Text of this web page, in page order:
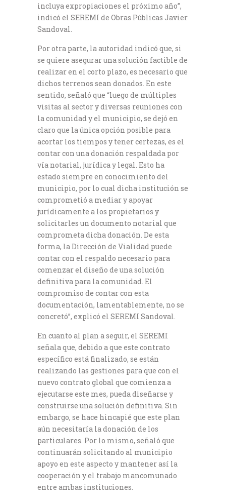
incluya expropiaciones el próximo año”,
indicó el SEREMI de Obras Públicas Javier
Sandoval.
Por otra parte, la autoridad indicó que, si
se quiere asegurar una solución factible de
realizar en el corto plazo, es necesario que
dichos terrenos sean donados. En este
sentido, señaló que “luego de múltiples
visitas al sector y diversas reuniones con
la comunidad y el municipio, se dejó en
claro que la única opción posible para
acortar los tiempos y tener certezas, es el
contar con una donación respaldada por
vía notarial, jurídica y legal. Esto ha
estado siempre en conocimiento del
municipio, por lo cual dicha institución se
comprometió a mediar y apoyar
jurídicamente a los propietarios y
solicitarles un documento notarial que
comprometa dicha donación. De esta
forma, la Dirección de Vialidad puede
contar con el respaldo necesario para
comenzar el diseño de una solución
definitiva para la comunidad. El
compromiso de contar con esta
documentación, lamentablemente, no se
concretó”, explicó el SEREMI Sandoval.
En cuanto al plan a seguir, el SEREMI
señala que, debido a que este contrato
específico está finalizado, se están
realizando las gestiones para que con el
nuevo contrato global que comienza a
ejecutarse este mes, pueda diseñarse y
construirse una solución definitiva. Sin
embargo, se hace hincapié que este plan
aún necesitaría la donación de los
particulares. Por lo mismo, señaló que
continuarán solicitando al municipio
apoyo en este aspecto y mantener así la
cooperación y el trabajo mancomunado
entre ambas instituciones.